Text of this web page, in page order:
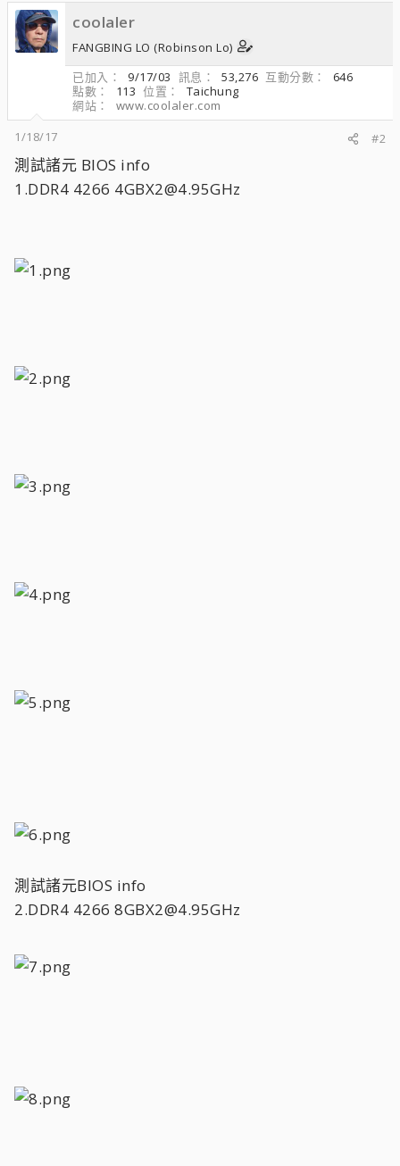
coolaler
FANGBING LO (Robinson Lo)
已加入
9/17/03 訊息 53,276 互動分數
646
點數
113 位置
Taichung
網站
www.coolaler.com
1/18/17
#2
測試諸元 BIOS info
1.DDR4 4266 4GBX2@4.95GHz
測試諸元BIOS info
2.DDR4 4266 8GBX2@4.95GHz